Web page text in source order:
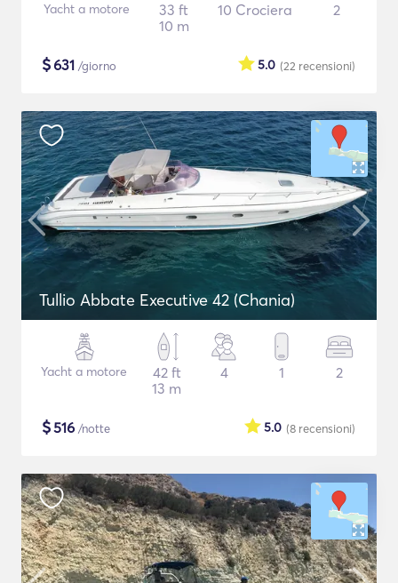
Yacht a motore
33 ft
10 m
10 Crociera 2
$631 /giorno (22 recensioni)
5.0
Tullio Abbate Executive 42 (Chania)
Yacht a motore
42 ft
13 m
4 1 2
$516 /notte (8 recensioni)
5.0